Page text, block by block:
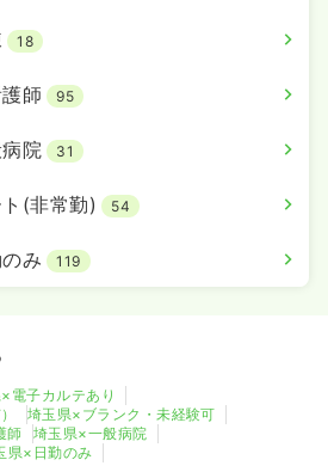
18
師 95
院 31
(非常勤) 54
み 119
電子カルテあり
埼玉県×ブランク・未経験可
師
埼玉県×一般病院
県×日勤のみ